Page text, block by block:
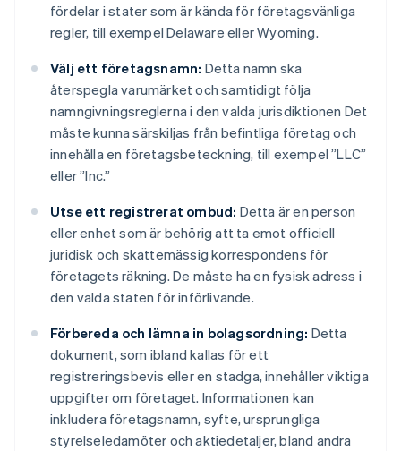
fördelar i stater som är kända för företagsvänliga
regler, till exempel Delaware eller Wyoming.
Välj ett företagsnamn: Detta namn ska
återspegla varumärket och samtidigt följa
namngivningsreglerna i den valda jurisdiktionen Det
måste kunna särskiljas från befintliga företag och
innehålla en företagsbeteckning, till exempel ”LLC”
eller ”Inc.”
Utse ett registrerat ombud: Detta är en person
eller enhet som är behörig att ta emot officiell
juridisk och skattemässig korrespondens för
företagets räkning. De måste ha en fysisk adress i
den valda staten för införlivande.
Förbereda och lämna in bolagsordning: Detta
dokument, som ibland kallas för ett
registreringsbevis eller en stadga, innehåller viktiga
uppgifter om företaget. Informationen kan
inkludera företagsnamn, syfte, ursprungliga
styrelseledamöter och aktiedetaljer, bland andra